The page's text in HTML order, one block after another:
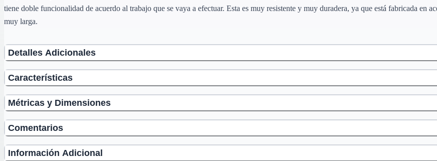
tiene doble funcionalidad de acuerdo al trabajo que se vaya a efectuar. Esta es muy resistente y muy duradera, ya que está fabricada en
muy larga.
Detalles Adicionales
Características
Métricas y Dimensiones
Comentarios
Información Adicional